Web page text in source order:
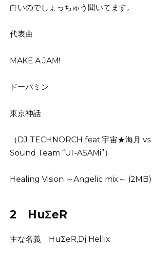
白いのでしょっちゅう聞いてます。
代表曲
MAKE A JAM!
ドーパミン
東京神話
（DJ TECHNORCH feat.宇宙★海月 vs
Sound Team “U1-ASAMi”）
Healing Vision ～Angelic mix～ (2MB)
2 HuΣeR
主な名義 HuΣeR,Dj Hellix